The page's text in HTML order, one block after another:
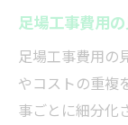
足場工事費用
足場工事費用の
やコストの重複
事ごとに細分化